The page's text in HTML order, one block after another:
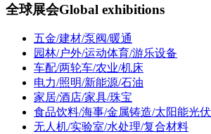
全球展会Global exhibitions
五金/建材/泵阀/暖通
园林/户外/运动体育/游乐设备
车配/两轮车/农业/机床
电力/照明/新能源/石油
家居/酒店/家具/珠宝
食品饮料/海事/金属铸造/太阳能光伏
无人机/实验室/水处理/复合材料